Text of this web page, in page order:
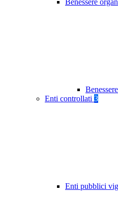
Benessere
Enti controllati 3
Enti pubblici